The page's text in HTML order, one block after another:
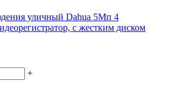
уличный Dahua 5Мп 4
с жестким диском
+